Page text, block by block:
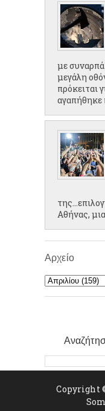
με
μεγάλη
πρόκειται
αγαπήθηκε
Αθήνας,
Αρχείο
Copyright